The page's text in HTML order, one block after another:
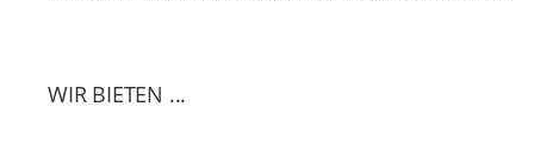
WIR BIETEN ...